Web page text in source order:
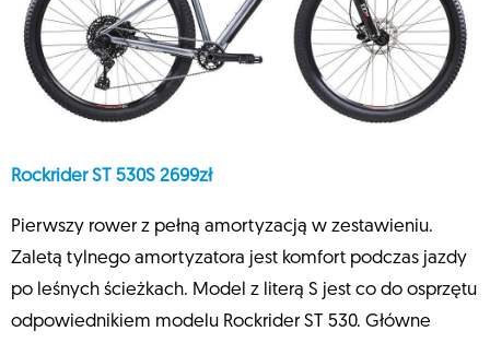
Rockrider ST 530S 2699zł
Pierwszy rower z pełną amortyzacją w zestawieniu.
Zaletą tylnego amortyzatora jest komfort podczas jazdy
po leśnych ścieżkach. Model z literą S jest co do osprzętu
odpowiednikiem modelu Rockrider ST 530. Główne